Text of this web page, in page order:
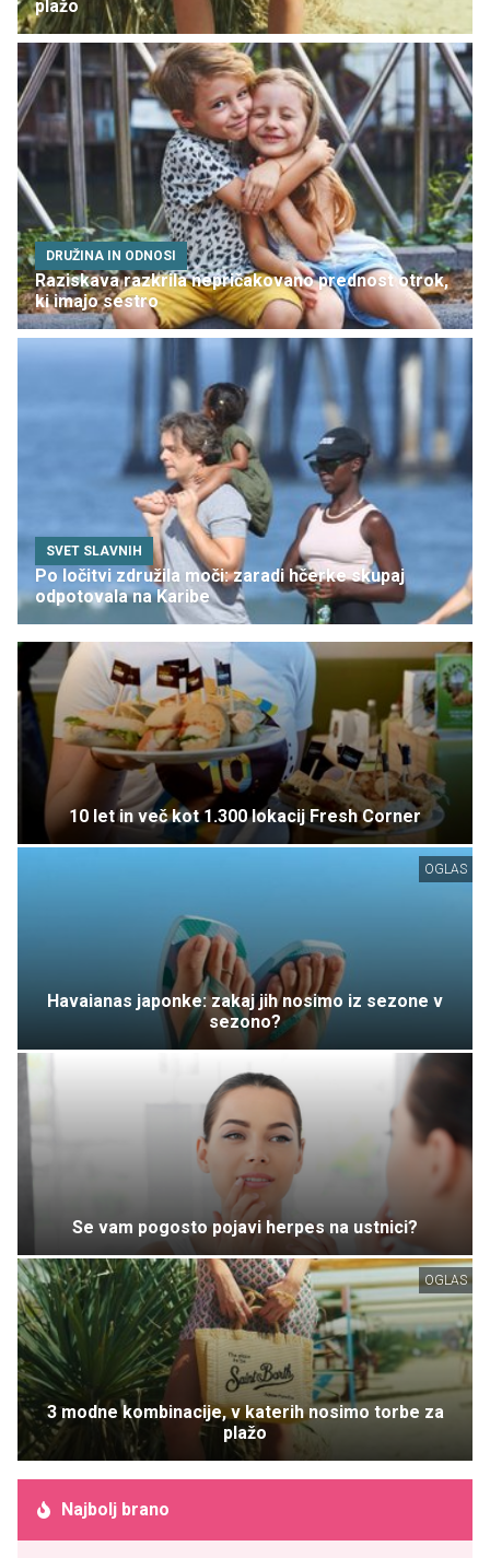
plažo
DRUŽINA IN ODNOSI
Raziskava razkrila nepričakovano prednost otrok,
ki imajo sestro
SVET SLAVNIH
Po ločitvi združila moči: zaradi hčerke skupaj
odpotovala na Karibe
10 let in več kot 1.300 lokacij Fresh Corner
OGLAS
Havaianas japonke: zakaj jih nosimo iz sezone v
sezono?
Se vam pogosto pojavi herpes na ustnici?
OGLAS
3 modne kombinacije, v katerih nosimo torbe za
plažo
Najbolj brano